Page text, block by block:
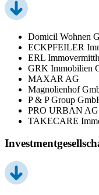
Domicil Wohnen
ECKPFEILER
ERL
GRK Immobilien
MAXAR AG
Magnolienhof
P & P Group
PRO URBAN AG
TAKECARE